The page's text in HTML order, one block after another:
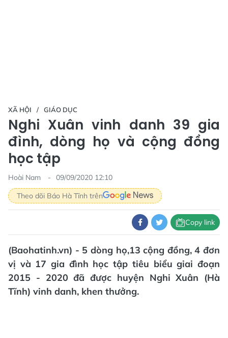
XÃ HỘI GIÁO DỤC
Nghi Xuân vinh danh 39 gia
đình, dòng họ và cộng đồng
học tập
Hoài Nam
09/09/2020 12:10
Theo dõi Báo Hà Tĩnh trên
Copy link
(Baohatinh.vn) - 5 dòng họ,13 cộng đồng, 4 đơn
vị và 17 gia đình học tập tiêu biểu giai đoạn
2015 - 2020 đã được huyện Nghi Xuân (Hà
Tĩnh) vinh danh, khen thưởng.